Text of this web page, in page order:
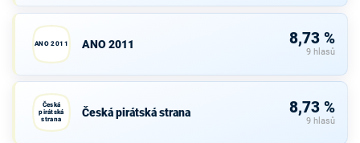
ANO 2011 ANO 2011 8,73 %
9 hlasů
Česká
pirátská
strana
Česká pirátská strana 8,73 %
9 hlasů